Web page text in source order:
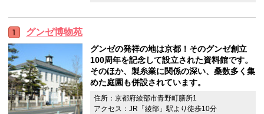
グンゼ博物苑
グンゼの発祥の地は京都！そのグンゼ創立
100周年を記念して設立された資料館です。
そのほか、製糸業に関係の深い、桑数多く集
めた庭園も併設されています。
住所：京都府綾部市青野町膳所1
アクセス：JR「綾部」駅より徒歩10分